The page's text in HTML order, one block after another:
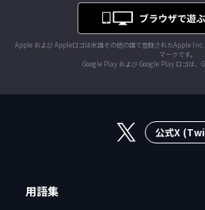
Apple および Appleロゴは米国その他の国で登録されたApple
マークです。
Google Play および Google Play ロゴは、
公式X
用語集